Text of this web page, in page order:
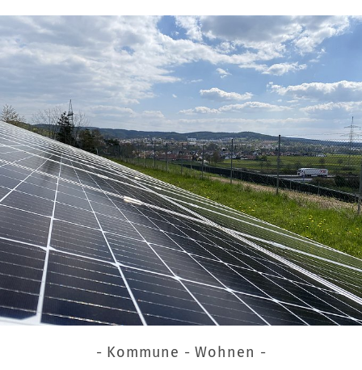
- Kommune - Wohnen -